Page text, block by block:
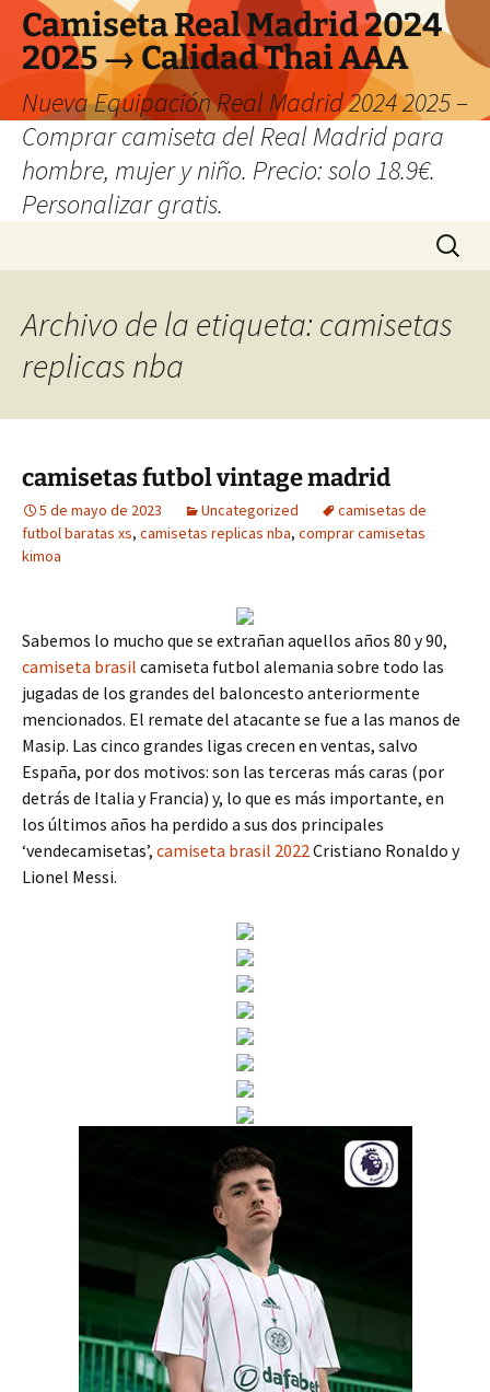
Camiseta Real Madrid 2024
2025 → Calidad Thai AAA
Nueva Equipación Real Madrid 2024 2025 –
Comprar camiseta del Real Madrid para
hombre, mujer y niño. Precio: solo 18.9€.
Personalizar gratis.
Buscar:
Archivo de la etiqueta: camisetas
replicas nba
camisetas futbol vintage madrid
5 de mayo de 2023 Uncategorized
camisetas de
futbol baratas xs, camisetas replicas nba, comprar camisetas
kimoa
Sabemos lo mucho que se extrañan aquellos años 80 y 90,
camiseta brasil camiseta futbol alemania sobre todo las
jugadas de los grandes del baloncesto anteriormente
mencionados. El remate del atacante se fue a las manos de
Masip. Las cinco grandes ligas crecen en ventas, salvo
España, por dos motivos: son las terceras más caras (por
detrás de Italia y Francia) y, lo que es más importante, en
los últimos años ha perdido a sus dos principales
‘vendecamisetas’, camiseta brasil 2022Cristiano Ronaldo y
Lionel Messi.